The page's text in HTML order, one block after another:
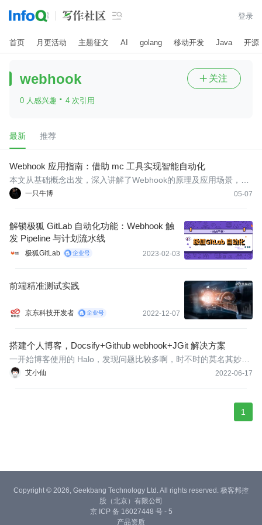
 登录
首页 月更活动 主题征文 AI golang 移动开发 Java 开源
webhook
0 人感兴趣 · 4 次引用
 关注
最新 推荐
Webhook 应用指南：借助 mc 工具实现智能自动化
一只牛博 05-07
本文从基础概念出发，深入讲解了Webhook的原理及应用场景，并
展示了如何使用mc工具与Webhook进行集成实现自动化操作。通过
解锁极狐 GitLab 自动化功能：Webhook 触
发 Pipeline 与计划流水线
极狐GitLab 2023-02-03
前端精准测试实践
京东科技开发者 2022-12-07
搭建个人博客，Docsify+Github webhook+JGit 解决方案
艾小仙 2022-06-17
一开始博客使用的 Halo，发现问题比较多啊，时不时的莫名其妙主
题各种报错，有时候还要升级，麻烦的要死，于是就想弄简单点。
1
Copyright © 2026, Geekbang Technology Ltd. All rights reserved. 极客邦控
股（北京）有限公司
京 ICP 备 16027448 号 - 5
产品资质